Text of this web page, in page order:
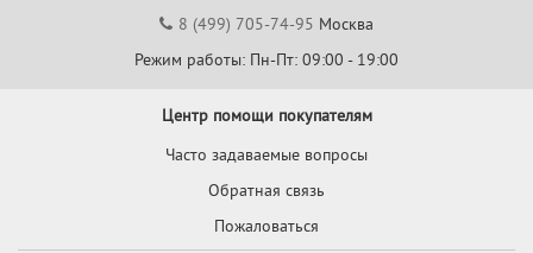
8 (499) 705-74-95 Москва
Режим работы: Пн-Пт: 09:00 - 19:00
Центр помощи покупателям
Часто задаваемые вопросы
Обратная связь
Пожаловаться